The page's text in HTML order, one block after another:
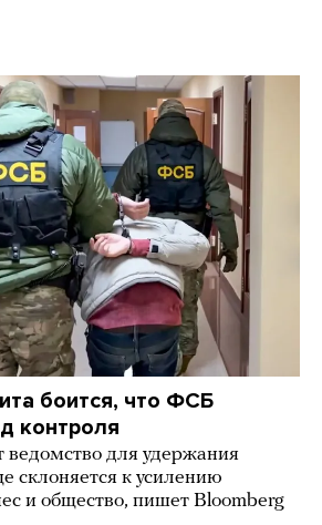
боится, что ФСБ
контроля
ведомство для удержания
склоняется к усилению
и общество, пишет Bloomberg